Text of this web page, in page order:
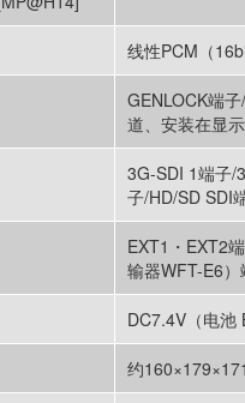
线性PCM（
GENLOCK端
道、安装在显
3G-SDI 1端子/
子/HD/SD SDI
EXT1・EXT2
输器WFT-E6）
DC7.4V（电池
约